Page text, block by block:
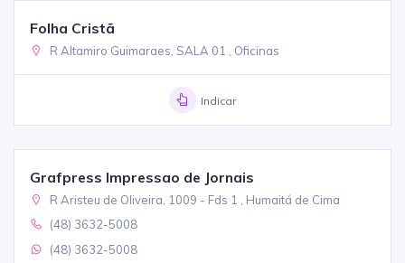
Folha Cristã
R Altamiro Guimaraes, SALA 01 , Oficinas
Indicar
Grafpress Impressao de Jornais
R Aristeu de Oliveira, 1009 - Fds 1 , Humaitá de Cima
(48) 3632-5008
(48) 3632-5008